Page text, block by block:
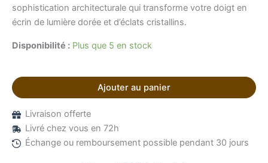
sophistication architecturale qui transforme votre doigt en
écrin de lumière dorée et d’éclats cristallins.
Disponibilité : Plus que 5 en stock
Ajouter au panier
Livraison offerte
Livré chez vous en 72h
Échange ou remboursement possible pendant 30 jours